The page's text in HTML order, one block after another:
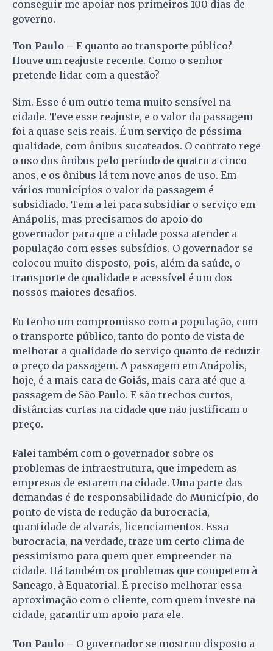
conseguir me apoiar nos primeiros 100 dias de
governo.
Ton Paulo – E quanto ao transporte público?
Houve um reajuste recente. Como o senhor
pretende lidar com a questão?
Sim. Esse é um outro tema muito sensível na
cidade. Teve esse reajuste, e o valor da passagem
foi a quase seis reais. É um serviço de péssima
qualidade, com ônibus sucateados. O contrato rege
o uso dos ônibus pelo período de quatro a cinco
anos, e os ônibus lá tem nove anos de uso. Em
vários municípios o valor da passagem é
subsidiado. Tem a lei para subsidiar o serviço em
Anápolis, mas precisamos do apoio do
governador para que a cidade possa atender a
população com esses subsídios. O governador se
colocou muito disposto, pois, além da saúde, o
transporte de qualidade e acessível é um dos
nossos maiores desafios.
Eu tenho um compromisso com a população, com
o transporte público, tanto do ponto de vista de
melhorar a qualidade do serviço quanto de reduzir
o preço da passagem. A passagem em Anápolis,
hoje, é a mais cara de Goiás, mais cara até que a
passagem de São Paulo. E são trechos curtos,
distâncias curtas na cidade que não justificam o
preço.
Falei também com o governador sobre os
problemas de infraestrutura, que impedem as
empresas de estarem na cidade. Uma parte das
demandas é de responsabilidade do Município, do
ponto de vista de redução da burocracia,
quantidade de alvarás, licenciamentos. Essa
burocracia, na verdade, traze um certo clima de
pessimismo para quem quer empreender na
cidade. Há também os problemas que competem à
Saneago, à Equatorial. É preciso melhorar essa
aproximação com o cliente, com quem investe na
cidade, garantir um apoio para ele.
Ton Paulo – O governador se mostrou disposto a